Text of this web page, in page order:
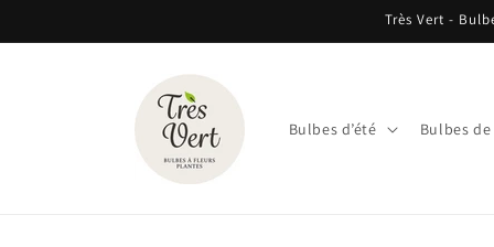
au
Très Vert -
Bulbes d’été Bulbes